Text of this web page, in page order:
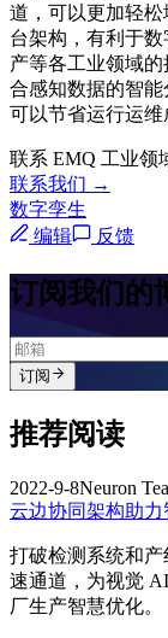
道，可以更加轻
台架构，有利于
产等各工业领域
合感知数据的智能
可以节省运行运维
联系 EMQ 工业领
联系我们 →
数字孪生
编辑
反馈
订阅我们的
订阅
推荐阅读
2022-9-8Neuron
云边协同架构助
打破检测系统和
速通道，为视觉
厂生产智慧优化。